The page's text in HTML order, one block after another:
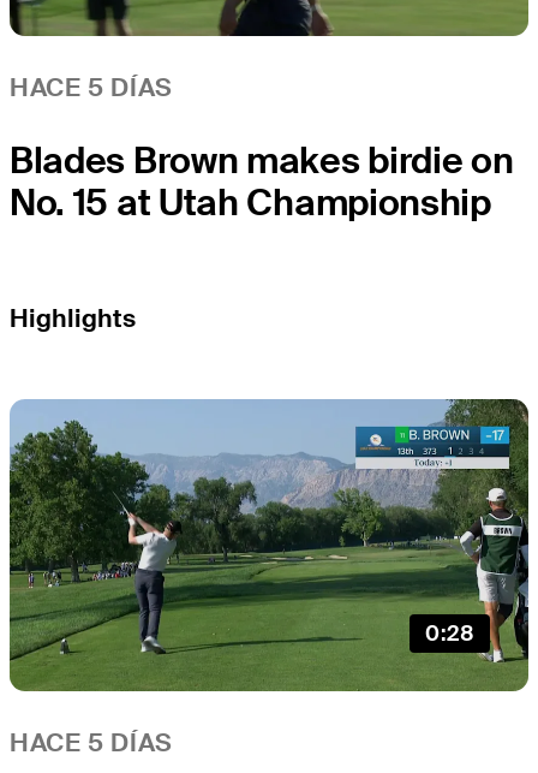
HACE 5 DÍAS
Blades Brown makes birdie on
No. 15 at Utah Championship
Highlights
0:28
HACE 5 DÍAS